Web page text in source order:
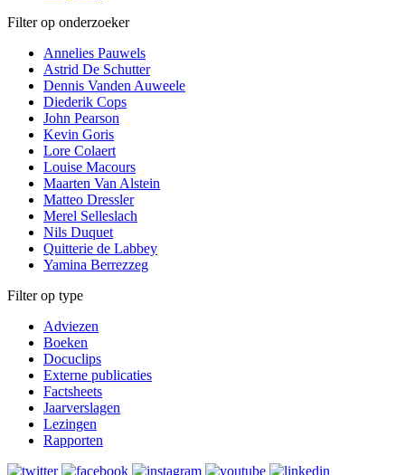
Filter op onderzoeker
Annelies Pauwels
Astrid De Schutter
Dennis Vanden Auweele
Diederik Cops
John Pearson
Kevin Goris
Lore Colaert
Louise Macours
Maarten Van Alstein
Matteo Dressler
Merel Selleslach
Nils Duquet
Quitterie de Labbey
Yamina Berrezzeg
Filter op type
Adviezen
Boeken
Docuclips
Externe publicaties
Factsheets
Jaarverslagen
Lezingen
Rapporten